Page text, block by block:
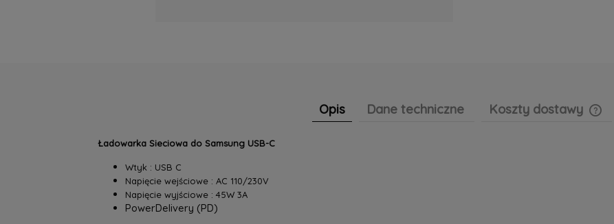
Opis Dane techniczne Koszty dostawy
Ładowarka Sieciowa do Samsung USB-C
Wtyk : USB C
Napięcie wejściowe : AC 110/230V
Napięcie wyjściowe : 45W 3A
PowerDelivery (PD)